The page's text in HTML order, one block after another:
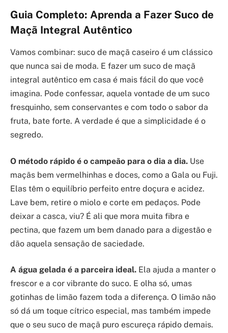
Guia Completo: Aprenda a Fazer Suco de
Maçã Integral Autêntico
Vamos combinar: suco de maçã caseiro é um clássico
que nunca sai de moda. E fazer um suco de maçã
integral autêntico em casa é mais fácil do que você
imagina. Pode confessar, aquela vontade de um suco
fresquinho, sem conservantes e com todo o sabor da
fruta, bate forte. A verdade é que a simplicidade é o
segredo.
O método rápido é o campeão para o dia a dia. Use
maçãs bem vermelhinhas e doces, como a Gala ou Fuji.
Elas têm o equilíbrio perfeito entre doçura e acidez.
Lave bem, retire o miolo e corte em pedaços. Pode
deixar a casca, viu? É ali que mora muita fibra e
pectina, que fazem um bem danado para a digestão e
dão aquela sensação de saciedade.
A água gelada é a parceira ideal. Ela ajuda a manter o
frescor e a cor vibrante do suco. E olha só, umas
gotinhas de limão fazem toda a diferença. O limão não
só dá um toque cítrico especial, mas também impede
que o seu suco de maçã puro escureça rápido demais.